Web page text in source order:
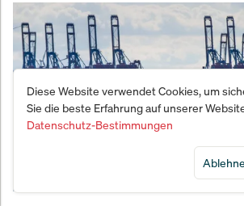
Diese Website verwendet Cookies, um
Sie die beste Erfahrung auf unserer
Datenschutz-Bestimmungen